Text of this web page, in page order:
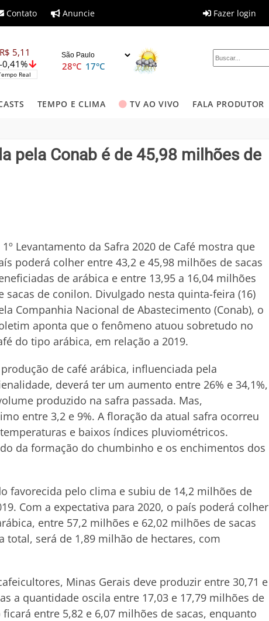
Contato Anuncie Fazer login
R$ 5,11
-0,41%
Real
28°C 17°C
TEMPO E CLIMA TV AO VIVO FALA PRODUTOR
pela Conab é de 45,98 milhões de
1º Levantamento da Safra 2020 de Café mostra que
poderá colher entre 43,2 e 45,98 milhões de sacas
de arábica e entre 13,95 a 16,04 milhões
sacas de conilon. Divulgado nesta quinta-feira (16)
Companhia Nacional de Abastecimento (Conab), o
aponta que o fenômeno atuou sobretudo no
do tipo arábica, em relação a 2019.
de café arábica, influenciada pela
deverá ter um aumento entre 26% e 34,1%,
produzido na safra passada. Mas,
entre 3,2 e 9%. A floração da atual safra ocorreu
e baixos índices pluviométricos.
da formação do chumbinho e os enchimentos dos
favorecida pelo clima e subiu de 14,2 milhões de
Com a expectativa para 2020, o país poderá colher
entre 57,2 milhões e 62,02 milhões de sacas
total, será de 1,89 milhão de hectares, com
Minas Gerais deve produzir entre 30,71 e
a quantidade oscila entre 17,03 e 17,79 milhões de
entre 5,82 e 6,07 milhões de sacas, enquanto